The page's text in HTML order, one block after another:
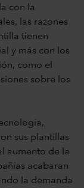
con la
las razones
tienen
y más con los
como el
sobre los
sus plantillas
aumento de la
acabaran
la demanda